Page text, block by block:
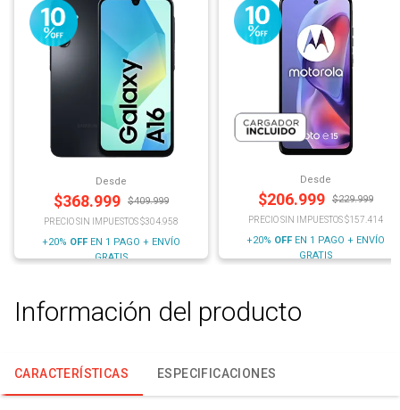
Desde
$368.999 $409.999
PRECIO SIN IMPUESTOS $304.958
+20% OFF EN 1 PAGO + ENVÍO
GRATIS
Desde
$206.999 $229.999
PRECIO SIN IMPUESTOS $157.414
+20% OFF EN 1 PAGO + ENVÍO
GRATIS
Información del producto
CARACTERÍSTICAS ESPECIFICACIONES